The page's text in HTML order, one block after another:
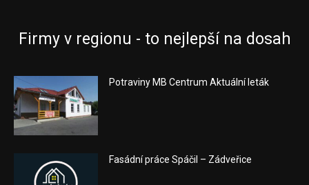
Firmy v regionu - to nejlepší na dosah
Potraviny MB Centrum Aktuální leták
Fasádní práce Spáčil – Zádveřice